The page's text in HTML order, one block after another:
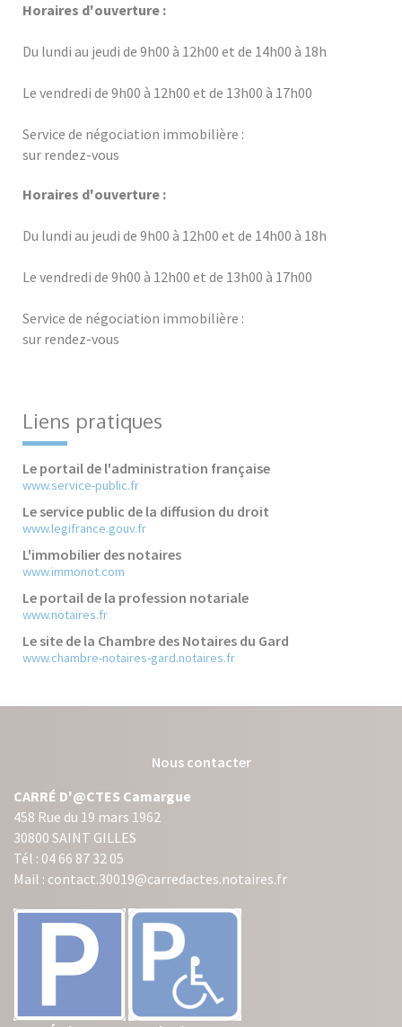
Horaires d'ouverture :
Du lundi au jeudi de 9h00 à 12h00 et de 14h00 à 18h
Le vendredi de 9h00 à 12h00 et de 13h00 à 17h00
Service de négociation immobilière :
sur rendez-vous
Horaires d'ouverture :
Du lundi au jeudi de 9h00 à 12h00 et de 14h00 à 18h
Le vendredi de 9h00 à 12h00 et de 13h00 à 17h00
Service de négociation immobilière :
sur rendez-vous
Liens pratiques
Le portail de l'administration française
www.service-public.fr
Le service public de la diffusion du droit
www.legifrance.gouv.fr
L'immobilier des notaires
www.immonot.com
Le portail de la profession notariale
www.notaires.fr
Le site de la Chambre des Notaires du Gard
www.chambre-notaires-gard.notaires.fr
Nous contacter
CARRÉ D'@CTES Camargue
458 Rue du 19 mars 1962
30800 SAINT GILLES
Tél : 04 66 87 32 05
Mail : contact.30019@carredactes.notaires.fr